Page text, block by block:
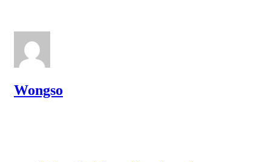
Wongso